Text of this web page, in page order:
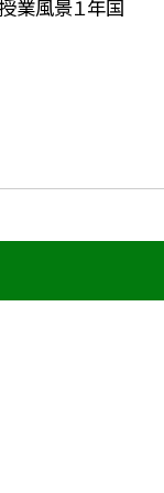
授業風景１年国